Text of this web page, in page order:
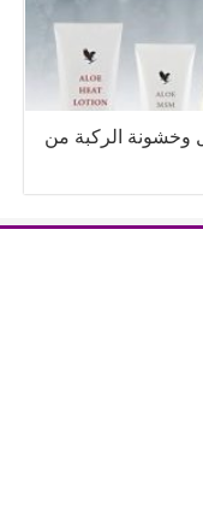
وخشونة الركبة من